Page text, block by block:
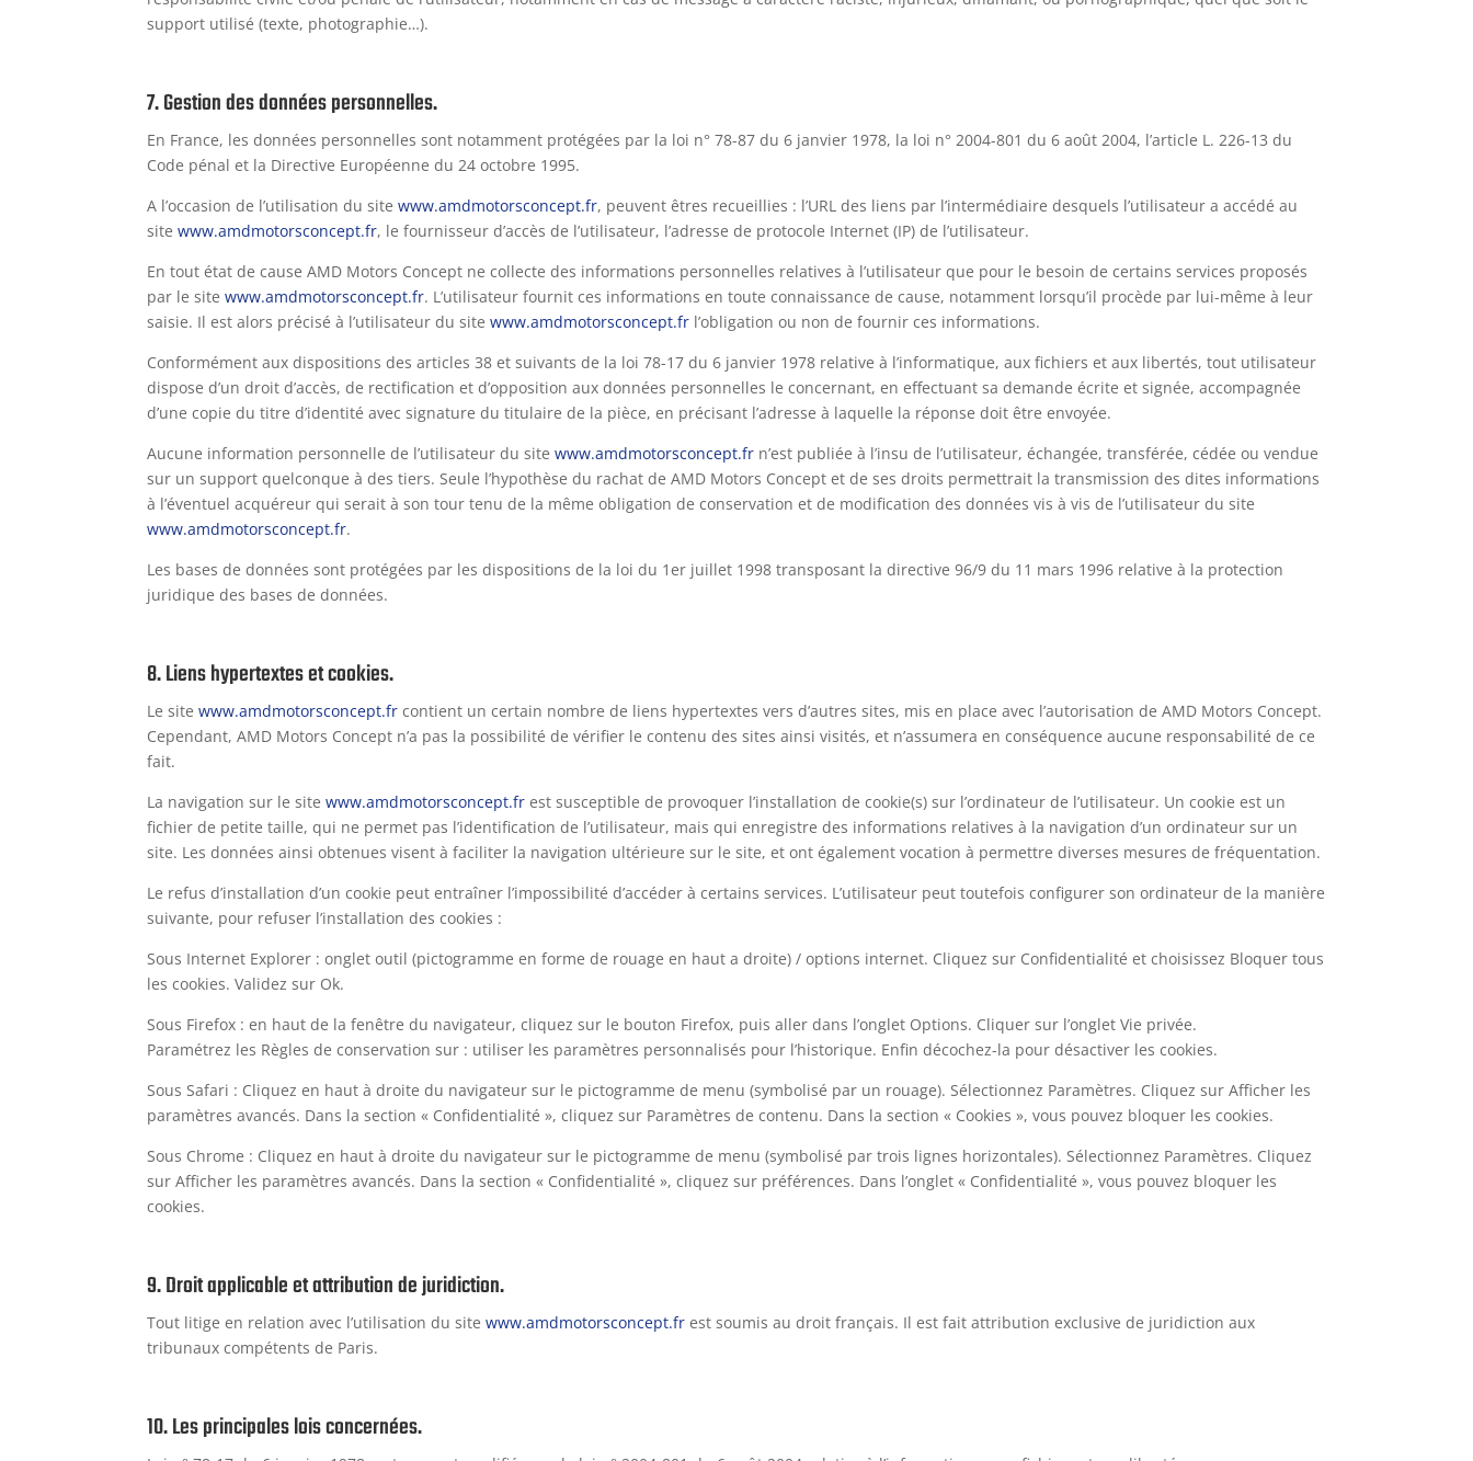
support utilisé (texte, photographie…).
7. Gestion des données personnelles.
En France, les données personnelles sont notamment protégées par la loi n° 78-87 du 6 janvier 1978, la loi n° 2004-801 du 6 août 2004, l’article L. 226-13 du
Code pénal et la Directive Européenne du 24 octobre 1995.
A l’occasion de l’utilisation du sitewww.amdmotorsconcept.fr, peuvent êtres recueillies : l’URL des liens par l’intermédiaire desquels l’utilisateur a accédé au
sitewww.amdmotorsconcept.fr, le fournisseur d’accès de l’utilisateur, l’adresse de protocole Internet (IP) de l’utilisateur.
En tout état de cause AMD Motors Concept ne collecte des informations personnelles relatives à l’utilisateur que pour le besoin de certains services proposés
par le sitewww.amdmotorsconcept.fr. L’utilisateur fournit ces informations en toute connaissance de cause, notamment lorsqu’il procède par lui-même à leur
saisie. Il est alors précisé à l’utilisateur du sitewww.amdmotorsconcept.fr l’obligation ou non de fournir ces informations.
Conformément aux dispositions des articles 38 et suivants de la loi 78-17 du 6 janvier 1978 relative à l’informatique, aux fichiers et aux libertés, tout utilisateur
dispose d’un droit d’accès, de rectification et d’opposition aux données personnelles le concernant, en effectuant sa demande écrite et signée, accompagnée
d’une copie du titre d’identité avec signature du titulaire de la pièce, en précisant l’adresse à laquelle la réponse doit être envoyée.
Aucune information personnelle de l’utilisateur du sitewww.amdmotorsconcept.fr n’est publiée à l’insu de l’utilisateur, échangée, transférée, cédée ou vendue
sur un support quelconque à des tiers. Seule l’hypothèse du rachat de AMD Motors Concept et de ses droits permettrait la transmission des dites informations
à l’éventuel acquéreur qui serait à son tour tenu de la même obligation de conservation et de modification des données vis à vis de l’utilisateur du site
www.amdmotorsconcept.fr.
Les bases de données sont protégées par les dispositions de la loi du 1er juillet 1998 transposant la directive 96/9 du 11 mars 1996 relative à la protection
juridique des bases de données.
8. Liens hypertextes et cookies.
Le sitewww.amdmotorsconcept.fr contient un certain nombre de liens hypertextes vers d’autres sites, mis en place avec l’autorisation de AMD Motors Concept.
Cependant, AMD Motors Concept n’a pas la possibilité de vérifier le contenu des sites ainsi visités, et n’assumera en conséquence aucune responsabilité de ce
fait.
La navigation sur le sitewww.amdmotorsconcept.fr est susceptible de provoquer l’installation de cookie(s) sur l’ordinateur de l’utilisateur. Un cookie est un
fichier de petite taille, qui ne permet pas l’identification de l’utilisateur, mais qui enregistre des informations relatives à la navigation d’un ordinateur sur un
site. Les données ainsi obtenues visent à faciliter la navigation ultérieure sur le site, et ont également vocation à permettre diverses mesures de fréquentation.
Le refus d’installation d’un cookie peut entraîner l’impossibilité d’accéder à certains services. L’utilisateur peut toutefois configurer son ordinateur de la manière
suivante, pour refuser l’installation des cookies :
Sous Internet Explorer : onglet outil (pictogramme en forme de rouage en haut a droite) / options internet. Cliquez sur Confidentialité et choisissez Bloquer tous
les cookies. Validez sur Ok.
Sous Firefox : en haut de la fenêtre du navigateur, cliquez sur le bouton Firefox, puis aller dans l’onglet Options. Cliquer sur l’onglet Vie privée.
Paramétrez les Règles de conservation sur : utiliser les paramètres personnalisés pour l’historique. Enfin décochez-la pour désactiver les cookies.
Sous Safari : Cliquez en haut à droite du navigateur sur le pictogramme de menu (symbolisé par un rouage). Sélectionnez Paramètres. Cliquez sur Afficher les
paramètres avancés. Dans la section « Confidentialité », cliquez sur Paramètres de contenu. Dans la section « Cookies », vous pouvez bloquer les cookies.
Sous Chrome : Cliquez en haut à droite du navigateur sur le pictogramme de menu (symbolisé par trois lignes horizontales). Sélectionnez Paramètres. Cliquez
sur Afficher les paramètres avancés. Dans la section « Confidentialité », cliquez sur préférences. Dans l’onglet « Confidentialité », vous pouvez bloquer les
cookies.
9. Droit applicable et attribution de juridiction.
Tout litige en relation avec l’utilisation du sitewww.amdmotorsconcept.fr est soumis au droit français. Il est fait attribution exclusive de juridiction aux
tribunaux compétents de Paris.
10. Les principales lois concernées.